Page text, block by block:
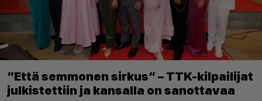
”Että semmonen sirkus” – TTK-kilpailijat
julkistettiin ja kansalla on sanottavaa